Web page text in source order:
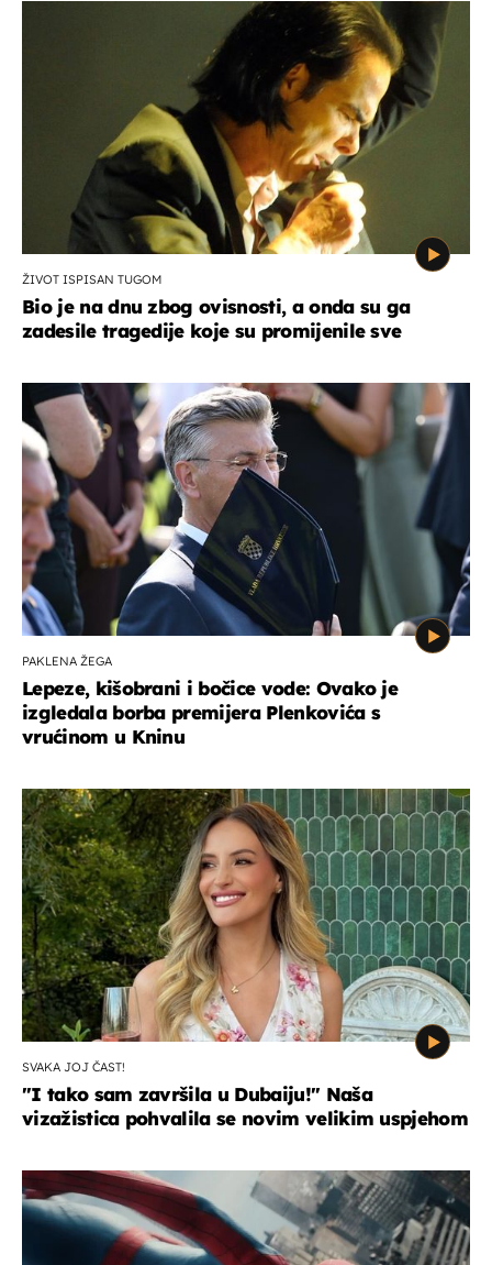
ŽIVOT ISPISAN TUGOM
Bio je na dnu zbog ovisnosti, a onda su ga
zadesile tragedije koje su promijenile sve
PAKLENA ŽEGA
Lepeze, kišobrani i bočice vode: Ovako je
izgledala borba premijera Plenkovića s
vrućinom u Kninu
SVAKA JOJ ČAST!
"I tako sam završila u Dubaiju!" Naša
vizažistica pohvalila se novim velikim uspjehom